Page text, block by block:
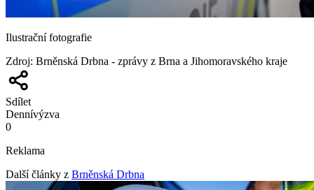
Ilustrační fotografie
Zdroj: Brněnská Drbna - zprávy z Brna a Jihomoravského kraje
Sdílet
Dennívýzva
0
Reklama
Další články z Brněnská Drbna